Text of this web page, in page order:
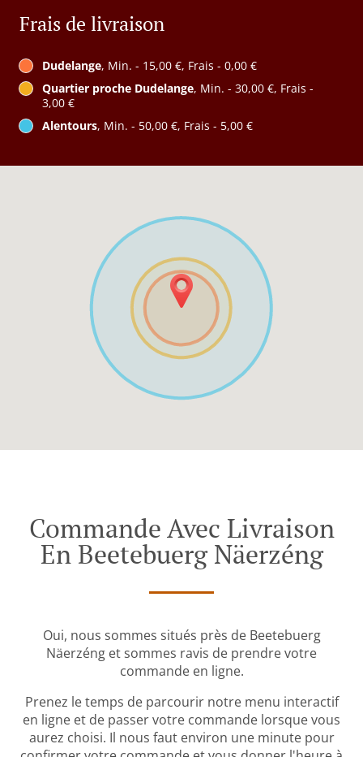
Frais de livraison
Dudelange, Min. - 15,00 €, Frais - 0,00 €
Quartier proche Dudelange, Min. - 30,00 €, Frais -
3,00 €
Alentours, Min. - 50,00 €, Frais - 5,00 €
Commande Avec Livraison
En Beetebuerg Näerzéng
Oui, nous sommes situés près de Beetebuerg
Näerzéng et sommes ravis de prendre votre
commande en ligne.
Prenez le temps de parcourir notre menu interactif
en ligne et de passer votre commande lorsque vous
aurez choisi. Il nous faut environ une minute pour